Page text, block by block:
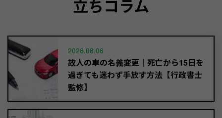
立ちコラム
2026.08.06
故人の車の名義変更｜死亡から15日を
過ぎても迷わず手放す方法【行政書士
監修】